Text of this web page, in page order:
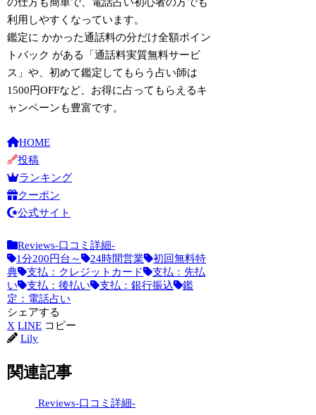
利用しやすくなっています。
鑑定にかかった通話料の分だけ全額ポイン
トバック がある「通話料実質無料サービ
ス」や、初めて鑑定してもらう占い師は
1500円OFFなど、お得に占ってもらえるキ
ャンペーンも豊富です。
HOME
投稿
ランキング
クーポン
公式サイト
Reviews-口コミ詳細-
1分200円台～
24時間営業
初回無料特
典
支払：クレジットカード
支払：先払
い
支払：後払い 支払：銀行振込
鑑
定：電話占い
シェアする
X LINE コピー
Lily
関連記事
Reviews-口コミ詳細-